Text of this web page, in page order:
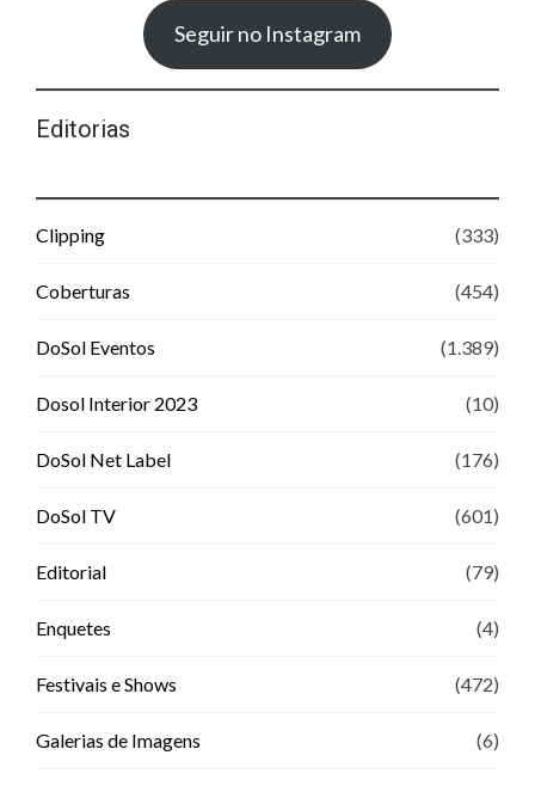
Seguir no Instagram
Editorias
Clipping (333)
Coberturas (454)
DoSol Eventos (1.389)
Dosol Interior 2023 (10)
DoSol Net Label (176)
DoSol TV (601)
Editorial (79)
Enquetes (4)
Festivais e Shows (472)
Galerias de Imagens (6)